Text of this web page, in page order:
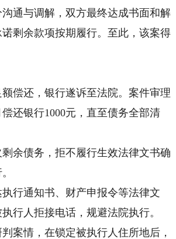
通与调解，双方最终达成书面和解
剩余款项按期履行。至此，该案得
偿还，银行遂诉至法院。案件审理
还银行1000元，直至债务全部清
余债务，拒不履行生效法律文书确
行通知书、财产申报令等法律文
行人拒接电话，规避法院执行。
情，在锁定被执行人住所地后，